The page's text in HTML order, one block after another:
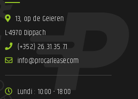
13, op de Geieren
L-4970 Dippach
(+352) 26 31 35 71
moc.esae
lracorp@of
ni
Lundi : 10:00 - 18:00